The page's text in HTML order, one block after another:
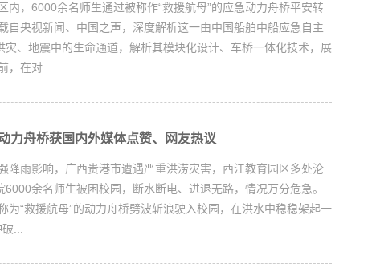
内，6000余名师生通过被称作“救援航母”的应急动力舟桥平安转
自央视新闻、中国之声，深度解析这一由中国船舶中船应急自主
、地震中的生命通道，解析其模块化设计、车桥一体化技术，展
，在对...
力舟桥获国内外媒体点赞、网友热议
降雨影响，广西贵港市遭遇严重洪涝灾害，西江教育园区多处沦
6000余名师生被困校园，断水断电、进退无路，情况万分危急。
为“救援航母”的动力舟桥劈波斩浪驶入校园，在洪水中稳稳架起一
...